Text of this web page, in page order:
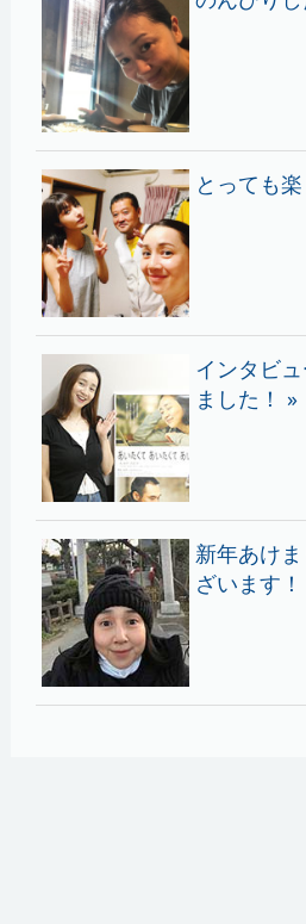
とっても
インタビ
ました！ »
新年あけ
ざいます